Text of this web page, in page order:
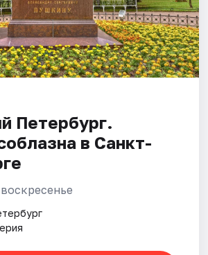
Петербург.
в Санкт-
воскресенье